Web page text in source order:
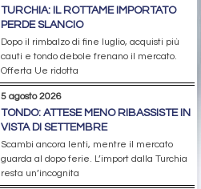
TURCHIA: IL ROTTAME IMPORTATO
PERDE SLANCIO
Dopo il rimbalzo di fine luglio, acquisti più
cauti e tondo debole frenano il mercato.
Offerta Ue ridotta
5 agosto 2026
TONDO: ATTESE MENO RIBASSISTE IN
VISTA DI SETTEMBRE
Scambi ancora lenti, mentre il mercato
guarda al dopo ferie. L’import dalla Turchia
resta un’incognita